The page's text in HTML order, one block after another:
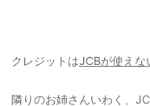
クレジットはJCBが使えな
隣りのお姉さんいわく、